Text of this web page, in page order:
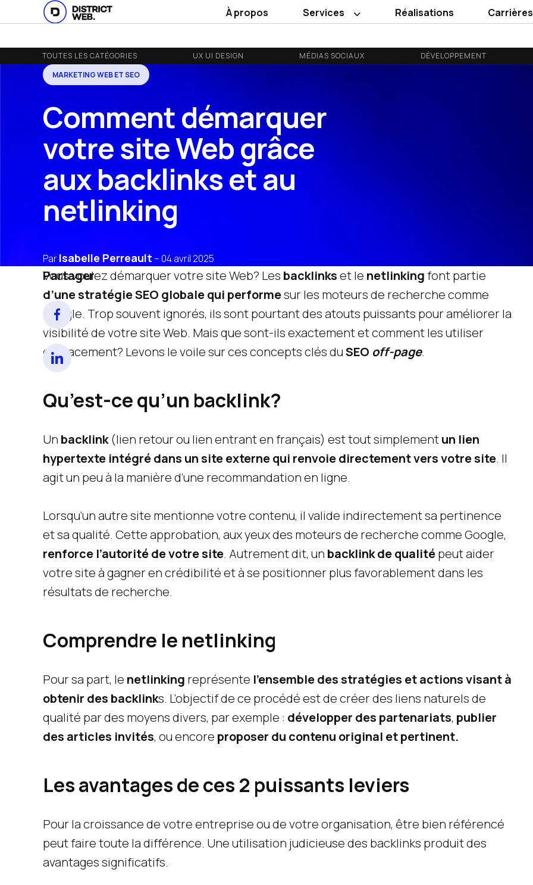
À propos Services Réalisations Carrières
TOUTES LES CATÉGORIES UX UI DESIGN MÉDIAS SOCIAUX DÉVELOPPEMENT
MARKETING WEB ET SEO
Comment démarquer
votre site Web grâce
aux backlinks et au
netlinking
ParIsabelle Perreault – 04 avril 2025
Partager
Vous voulez démarquer votre site Web? Les backlinkset le netlinkingfont partie
d’une stratégie SEO globale qui performesur les moteurs de recherche comme
Google. Trop souvent ignorés, ils sont pourtant des atouts puissants pour améliorer la
visibilité de votre site Web. Mais que sont-ils exactement et comment les utiliser
efficacement? Levons le voile sur ces concepts clés duSEO off-page.
Qu’est-ce qu’un backlink?
Un backlink(lien retour ou lien entrant en français) est tout simplementun lien
hypertexte intégré dans un site externe qui renvoie directement vers votre site. Il
agit un peu à la manière d’une recommandation en ligne.
Lorsqu’un autre site mentionne votre contenu, il valide indirectement sa pertinence
et sa qualité. Cette approbation, aux yeux des moteurs de recherche comme Google,
renforce l’autorité de votre site. Autrement dit, un backlink de qualitépeut aider
votre site à gagner en crédibilité et à se positionner plus favorablement dans les
résultats de recherche.
Comprendre le netlinking
Pour sa part, le netlinking représente l’ensemble des stratégies et actions visant à
obtenir des backlinks. L’objectif de ce procédé est de créer des liens naturels de
qualité par des moyens divers, par exemple : développer des partenariats, publier
des articles invités, ou encore proposer du contenu original et pertinent.
Les avantages de ces 2 puissants leviers
Pour la croissance de votre entreprise ou de votre organisation, être bien référencé
peut faire toute la différence. Une utilisation judicieuse des backlinks produit des
avantages significatifs.